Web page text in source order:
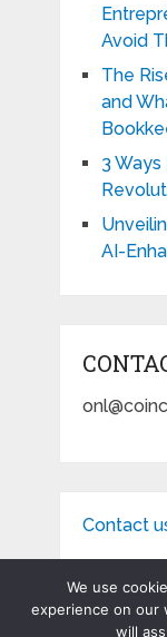
Avoid
The
and
3
AI-
Contact
We use
experience on our
will